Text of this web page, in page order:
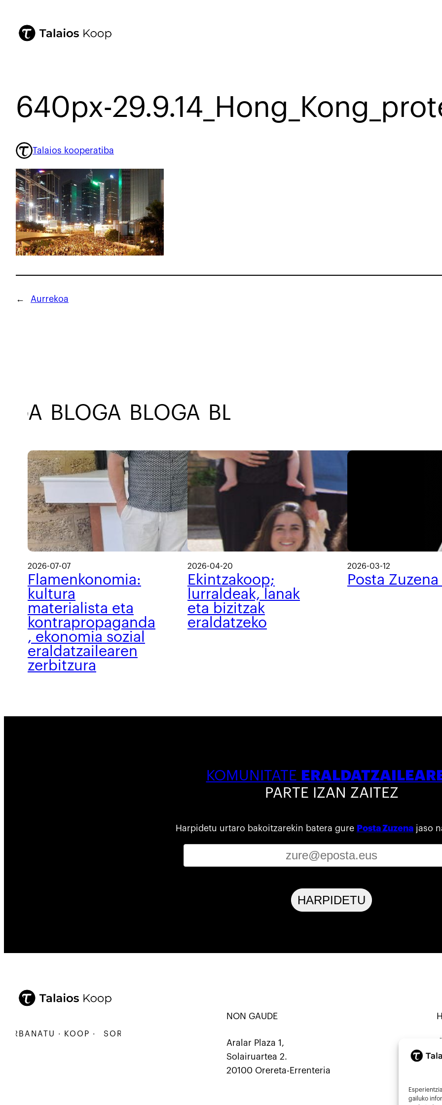
gailuko
640px-
Talaios kooperatiba
← Aurrekoa
BLOGA BLOGA BLOGA
2026-07-07
Flamenkonomia:
kultura
materialista eta
kontrapropaganda
, ekonomia sozial
eraldatzailearen
zerbitzura
2026-04-20
Ekintzakoop;
lurraldeak, lanak
eta bizitzak
eraldatzeko
2026-03-12
Posta
KOMUNITATE
PARTE IZAN ZAITEZ
Harpidetu urtaro bakoitzarekin batera gure Posta Zuzena jaso
HARPIDETU
· KOOP · SORTU · ERALDATU · ELKARBANATU · KOOP · SORTU · ERALDATU ·
NON GAUDE
Aralar Plaza 1,
Solairuartea 2.
20100 Orereta-Errenteria